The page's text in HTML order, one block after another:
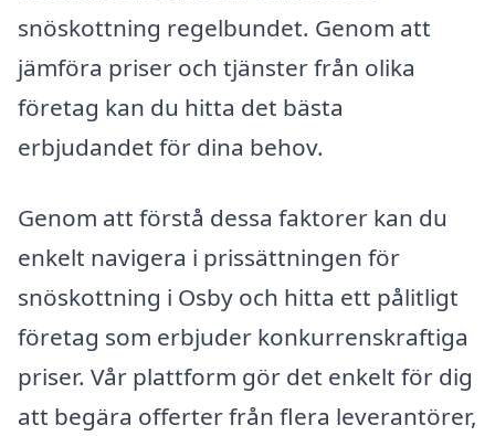
snöskottning regelbundet. Genom att
jämföra priser och tjänster från olika
företag kan du hitta det bästa
erbjudandet för dina behov.
Genom att förstå dessa faktorer kan du
enkelt navigera i prissättningen för
snöskottning i Osby och hitta ett pålitligt
företag som erbjuder konkurrenskraftiga
priser. Vår plattform gör det enkelt för dig
att begära offerter från flera leverantörer,